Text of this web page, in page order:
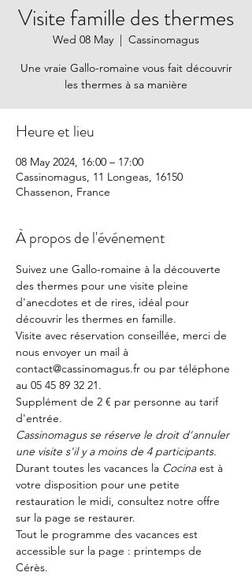
Visite famille des thermes
Wed 08 May
  |
Cassinomagus
Une vraie Gallo-romaine vous fait découvrir
les thermes à sa manière
Heure et lieu
08 May 2024, 16:00 – 17:00
Cassinomagus, 11 Longeas, 16150
Chassenon, France
À propos de l'événement
Suivez une Gallo-romaine à la découverte
des thermes pour une visite pleine
d'anecdotes et de rires, idéal pour
découvrir les thermes en famille.
Visite avec réservation conseillée, merci de
nous envoyer un mail à
contact@cassinomagus.fr ou par téléphone
au 05 45 89 32 21.
Supplément de 2 € par personne au tarif
d'entrée.
Cassinomagus se réserve le droit d'annuler
une visite s'il y a moins de 4 participants.
Durant toutes les vacances la Cocina est à
votre disposition pour une petite
restauration le midi, consultez notre offre
sur la page se restaurer.
Tout le programme des vacances est
accessible sur la page : printemps de
Cérès.